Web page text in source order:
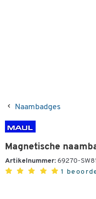
Naambadges
Magnetische
Artikelnummer: 69270-
1